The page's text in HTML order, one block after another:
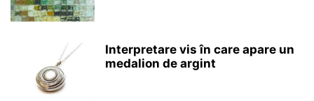
Interpretare vis în care apare un
medalion de argint